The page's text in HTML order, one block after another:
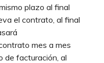
plazo al final
el contrato, al final
mes a mes
de facturación, al